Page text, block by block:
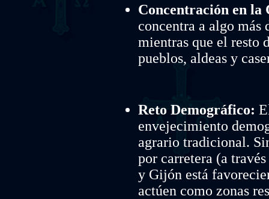
Concentración en la
concentra a algo más
mientras que el resto
pueblos, aldeas y
Reto Demográfico:
envejecimiento
agrario tradicional.
por carretera (a
y Gijón está
actúen como zonas